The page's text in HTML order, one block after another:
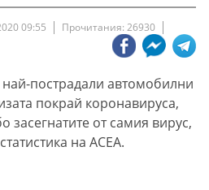
09:55 Прочитания: 26930
най-пострадали автомобилни
покрай коронавируса,
засегнатите от самия вирус,
на АСЕА.